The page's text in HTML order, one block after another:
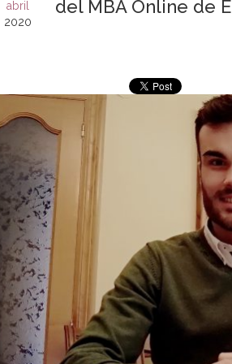
abril
2020
del MBA Online de